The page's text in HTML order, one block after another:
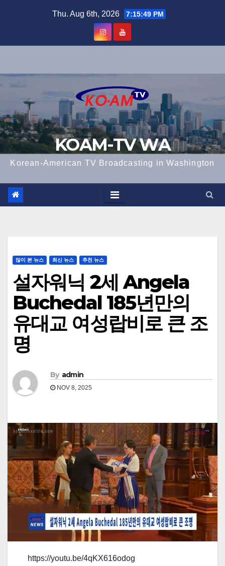
Thu. Aug 6th, 2026 7:15:49 PM
KOAM-TV WA
Korean-American TV Broadcasting in Washington
많이 본 뉴스 최신 뉴스 추천 뉴스
설자워닉 2세 Angela
Buchedal 185년만의
유대교 여성랍비로 큰 조
명
By admin
NOV 8, 2025
https://youtu.be/4qKX616odog